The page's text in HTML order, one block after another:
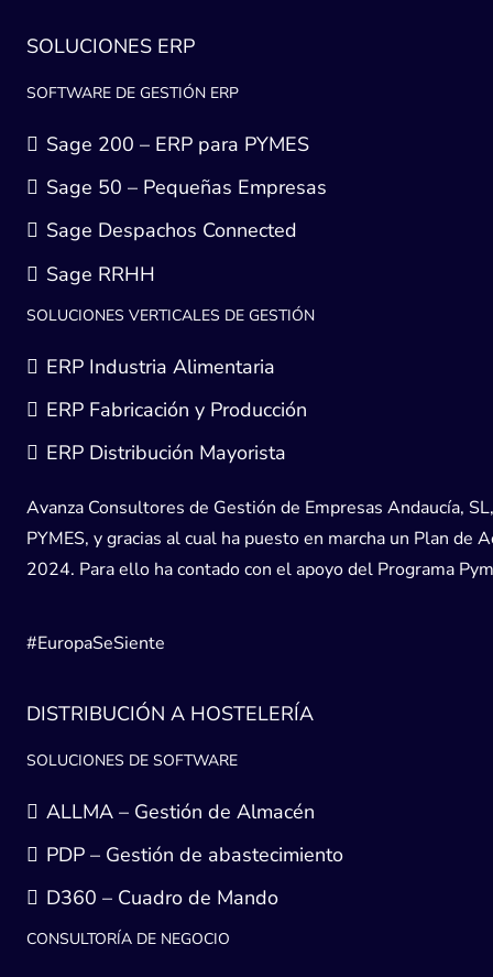
SOLUCIONES ERP
SOFTWARE DE GESTIÓN ERP
Sage 200 – ERP para PYMES
Sage 50 – Pequeñas Empresas
Sage Despachos Connected
Sage RRHH
SOLUCIONES VERTICALES DE GESTIÓN
ERP Industria Alimentaria
ERP Fabricación y Producción
ERP Distribución Mayorista
Avanza Consultores de Gestión de Empresas Andaucía,
PYMES, y gracias al cual ha puesto en marcha un Plan
2024. Para ello ha contado con el apoyo del Programa
#EuropaSeSiente
DISTRIBUCIÓN A HOSTELERÍA
SOLUCIONES DE SOFTWARE
ALLMA – Gestión de Almacén
PDP – Gestión de abastecimiento
D360 – Cuadro de Mando
CONSULTORÍA DE NEGOCIO